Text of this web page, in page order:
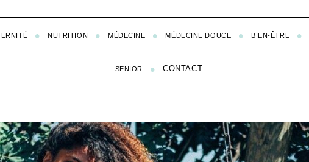
NUTRITION MÉDECINE MÉDECINE DOUCE BIEN-ÊTRE
SENIOR CONTACT